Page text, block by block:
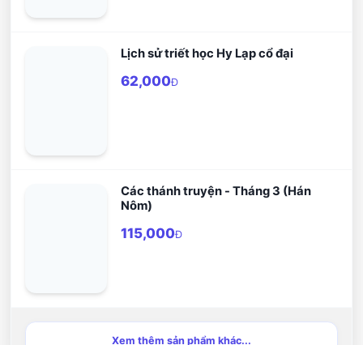
Lịch sử triết học Hy Lạp cổ đại
62,000Đ
Các thánh truyện - Tháng 3 (Hán
Nôm)
115,000Đ
Xem thêm sản phẩm khác...